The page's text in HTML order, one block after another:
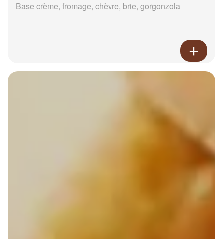
Base crème, fromage, chèvre, brie, gorgonzola